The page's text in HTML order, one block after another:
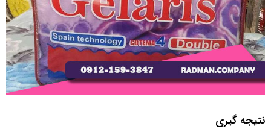
نتیجه گیری